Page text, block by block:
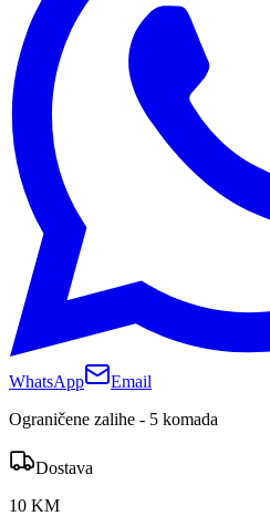
WhatsApp
Email
Ograničene zalihe - 5 komada
Dostava
10 KM